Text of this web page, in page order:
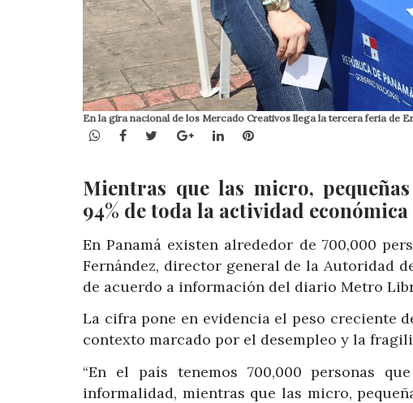
En la gira nacional de los Mercado Creativos llega la tercera feria de
WhatsApp
Facebook
TwitterGoogle+LinkedInPinterest
Mientras que las micro,
94% de toda la actividad
En Panamá existen alrededor de 700,000
Fernández, director general de la Autoridad
de acuerdo a información del diario Metro
La cifra pone en evidencia el peso creciente
contexto marcado por el desempleo y la
“En el país tenemos 700,000 personas
informalidad, mientras que las micro,